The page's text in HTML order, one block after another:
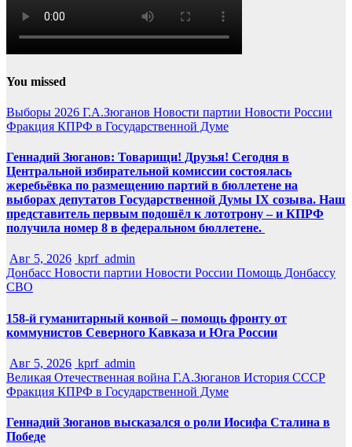
You missed
Выборы 2026 Г.А.Зюганов Новости партии Новости России
Фракция КПРФ в Государственной Думе
Геннадий Зюганов: Товарищи! Друзья! Сегодня в
Центральной избирательной комиссии состоялась
жеребьёвка по размещению партий в бюллетене на
выборах депутатов Государственной Думы IX созыва. Наш
представитель первым подошёл к лототрону – и КПРФ
получила номер 8 в федеральном бюллетене.
Авг 5, 2026 kprf_admin
Донбасс Новости партии Новости России Помощь Донбассу
СВО
158-й гуманитарный конвой – помощь фронту от
коммунистов Северного Кавказа и Юга России
Авг 5, 2026 kprf_admin
Великая Отечественная война Г.А.Зюганов История СССР
Фракция КПРФ в Государственной Думе
Геннадий Зюганов высказался о роли Иосифа Сталина в
Победе